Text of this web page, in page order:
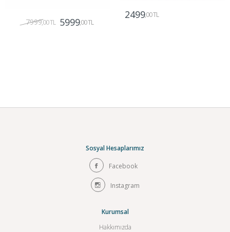
7999,00 TL 5999,00 TL
2499,00 TL
Sosyal Hesaplarımız
Facebook
Instagram
Kurumsal
Hakkımızda